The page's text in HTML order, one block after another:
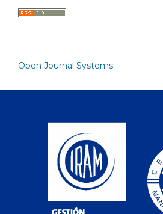
Open Journal Systems